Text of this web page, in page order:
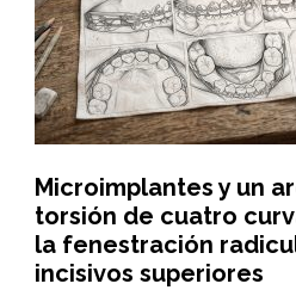
Microimplantes y un
torsión de cuatro
la fenestración
incisivos superiores